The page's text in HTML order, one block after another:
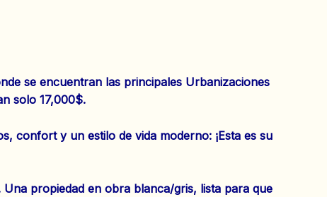
se encuentran las principales Urbanizaciones
solo 17,000$.
confort y un estilo de vida moderno: ¡Esta es su
propiedad en obra blanca/gris, lista para que